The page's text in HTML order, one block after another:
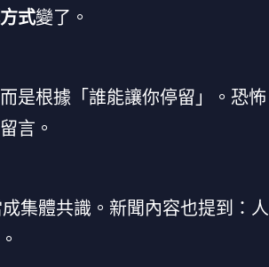
式變了。
是根據「誰能讓你停留」。恐怖
言。
集體共識。新聞內容也提到：人